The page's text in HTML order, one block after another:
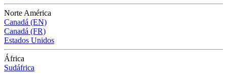
Norte América
Canadá (EN)
Canadá (FR)
Estados Unidos
África
Sudáfrica